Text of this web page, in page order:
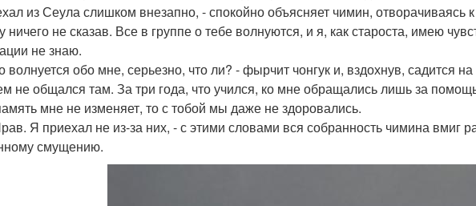
из Сеула слишком внезапно, - спокойно объясняет чимин, отворачиваясь
ничего не сказав. Все в группе о тебе волнуются, и я, как староста, имею
не знаю.
волнуется обо мне, серьезно, что ли? - фырчит чонгук и, вздохнув, садится
не общался там. За три года, что учился, ко мне обращались лишь за
мне не изменяет, то с тобой мы даже не здоровались.
Я приехал не из-за них, - с этими словами вся собранность чимина вмиг
смущению.